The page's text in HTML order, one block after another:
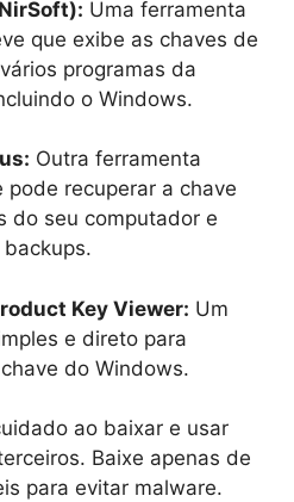
Uma ferramenta
que exibe as chaves de
programas da
o Windows.
Outra ferramenta
pode recuperar a chave
do seu computador e
Key Viewer: Um
e direto para
do Windows.
ao baixar e usar
Baixe apenas de
para evitar malware.